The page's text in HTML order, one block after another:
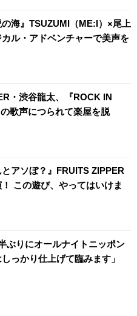
の海』TSUZUMI（ME:I）×尾上
ル・アドベンチャーで美声を
・渋谷龍太、『ROCK IN
歌声につられて楽屋を脱
とアソぼ？』FRUITS ZIPPER
この遊び、やってはいけま
ぶりにオールナイトニッポン
っかり仕上げて臨みます」